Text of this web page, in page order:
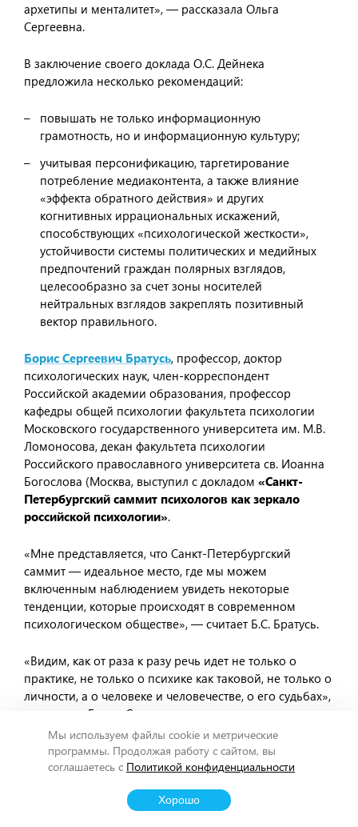
архетипы и менталитет», — рассказала Ольга
Сергеевна.
В заключение своего доклада О.С. Дейнека
предложила несколько рекомендаций:
повышать не только информационную
грамотность, но и информационную культуру;
учитывая персонификацию, таргетирование
потребление медиаконтента, а также влияние
«эффекта обратного действия» и других
когнитивных иррациональных искажений,
способствующих «психологической жесткости»,
устойчивости системы политических и медийных
предпочтений граждан полярных взглядов,
целесообразно за счет зоны носителей
нейтральных взглядов закреплять позитивный
вектор правильного.
Борис Сергеевич Братусь, профессор, доктор
психологических наук, член-корреспондент
Российской академии образования, профессор
кафедры общей психологии факультета психологии
Московского государственного университета им. М.В.
Ломоносова, декан факультета психологии
Российского православного университета св. Иоанна
Богослова (Москва, выступил с докладом «Санкт-
Петербургский саммит психологов как зеркало
российской психологии».
«Мне представляется, что Санкт-Петербургский
саммит — идеальное место, где мы можем
включенным наблюдением увидеть некоторые
тенденции, которые происходят в современном
психологическом обществе», — считает Б.С. Братусь.
«Видим, как от раза к разу речь идет не только о
практике, не только о психике как таковой, не только о
личности, а о человеке и человечестве, о его судьбах»,
— отметил Борис Сергеевич.
«Что же в новых по содержанию докладах остается
старым? Это, на мой взгляд, попытка вывести человека
из него же самого, из его психо-физиологического
модуса», — подчеркнул Б.С. Братусь.
Мы используем файлы cookie и метрические
программы. Продолжая работу с сайтом, вы
соглашаетесь с Политикой конфиденциальности
Хорошо